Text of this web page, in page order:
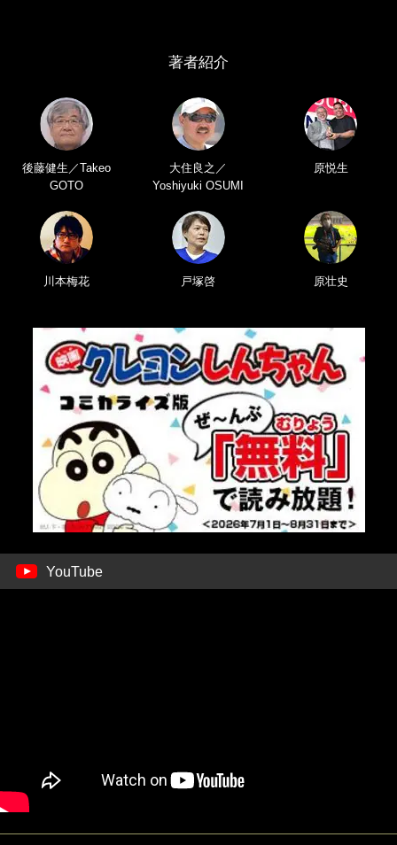
著者紹介
後藤健生／Takeo
GOTO
大住良之／
Yoshiyuki OSUMI
原悦生
川本梅花 戸塚啓 原壮史
YouTube